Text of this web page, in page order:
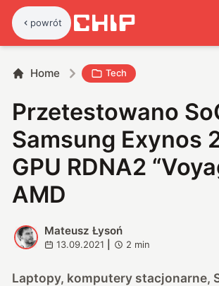
powrót
Home Tech
Przetestowano
Samsung Exynos
GPU RDNA2
AMD
M
Mateusz Łysoń
13.09.2021 2 min
Laptopy, komputery stacjonarne,